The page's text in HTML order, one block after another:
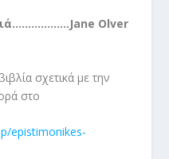
Olver
σχετικά με την
στο
epistimonikes-